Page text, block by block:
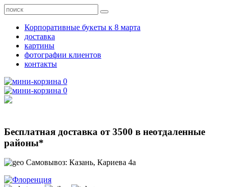
Корпоративные букеты к 8 марта
доставка
картины
фотографии клиентов
контакты
0
0
Бесплатная доставка от 3500 в неотдаленные
районы*
Самовывоз: Казань, Кариева 4а